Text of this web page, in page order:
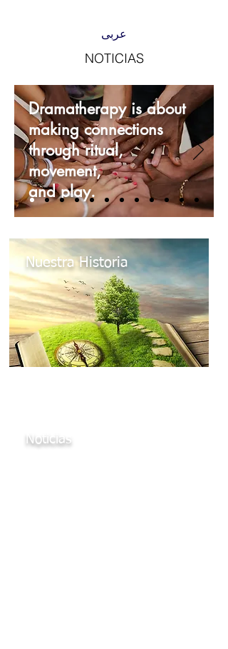
عربى
NOTICIAS
Dramatherapy is about
making connections
through ritual,
movement,
and play.
Nuestra Historia
Noticias